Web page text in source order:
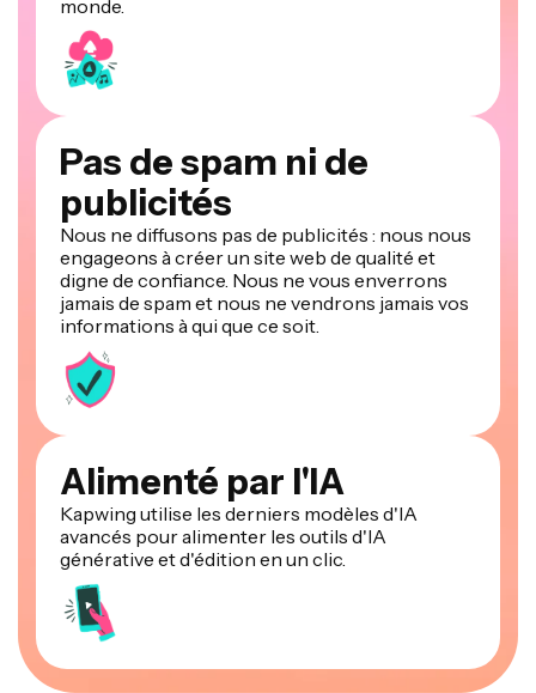
monde.
Pas de spam ni de
publicités
Nous ne diffusons pas de publicités : nous nous
engageons à créer un site web de qualité et
digne de confiance. Nous ne vous enverrons
jamais de spam et nous ne vendrons jamais vos
informations à qui que ce soit.
Alimenté par l'IA
Kapwing utilise les derniers modèles d'IA
avancés pour alimenter les outils d'IA
générative et d'édition en un clic.